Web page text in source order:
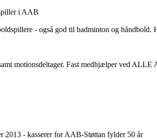
i AAB
- også god til badminton og
motionsdeltager. Fast medhjælper ved ALLE
2013 - kasserer for AAB-Støttan fylder 50 år